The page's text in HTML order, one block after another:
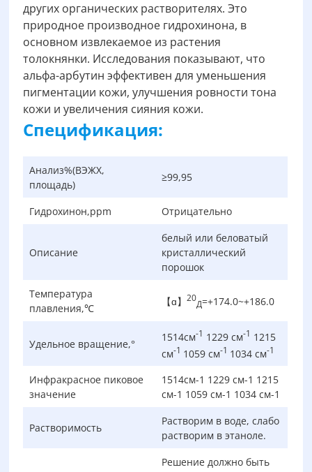
других органических растворителях. Это
природное производное гидрохинона, в
основном извлекаемое из растения
толокнянки. Исследования показывают, что
альфа-арбутин эффективен для уменьшения
пигментации кожи, улучшения ровности тона
кожи и увеличения сияния кожи.
Спецификация:
Анализ%(ВЭЖХ,
площадь)
≥99,95
Гидрохинон,ppm Отрицательно
Описание
белый или беловатый
кристаллический
порошок
Температура
плавления,℃
【ɑ】20
Д=+174.0~+186.0
Удельное вращение,°
1514см-1 1229 см-1 1215
см-1 1059 см-1 1034 см-1
Инфракрасное пиковое
значение
1514см-1 1229 см-1 1215
см-1 1059 см-1 1034 см-1
Растворимость
Растворим в воде, слабо
растворим в этаноле.
Решение должно быть